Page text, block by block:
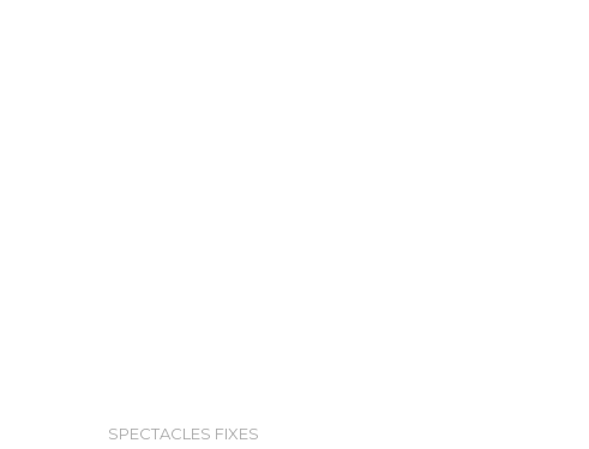
Hit enter to search or ESC to close
SPECTACLES FIXES